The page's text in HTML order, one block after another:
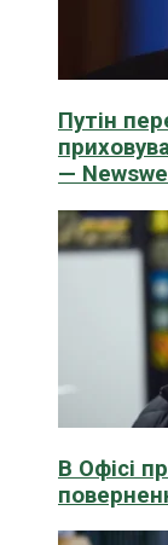
Путін
—
В Офісі